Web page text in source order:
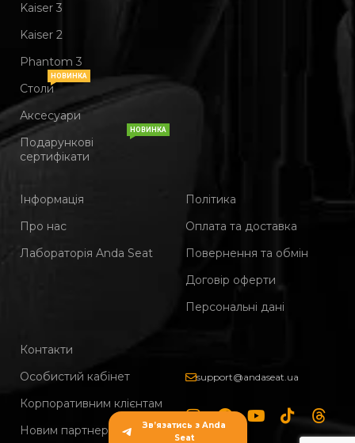
Kaiser 3
Kaiser 2
Phantom 3
Столи
НОВИНКА
Аксесуари
Подарункові
сертифікати
НОВИНКА
Інформація
Про нас
Лабораторія Anda Seat
Політика
Оплата та доставка
Повернення та обмін
Договір оферти
Персональні дані
Контакти
Особистий кабінет
Корпоративним клієнтам
Новим партнерам
support@andaseat.ua
Зв’язатись з Anda
Seat